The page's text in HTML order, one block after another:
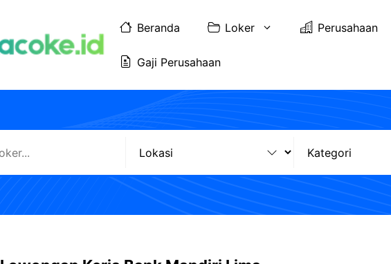
Beranda Loker Perusahaan
Gaji Perusahaan